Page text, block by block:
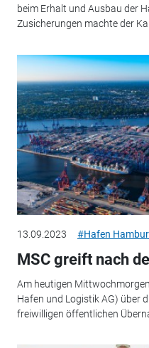
beim Erhalt und Ausbau der
Zusicherungen machte der
13.09.2023 #Hafen
MSC greift nach
Am heutigen
Hafen und Logistik AG) über
freiwilligen öffentlichen